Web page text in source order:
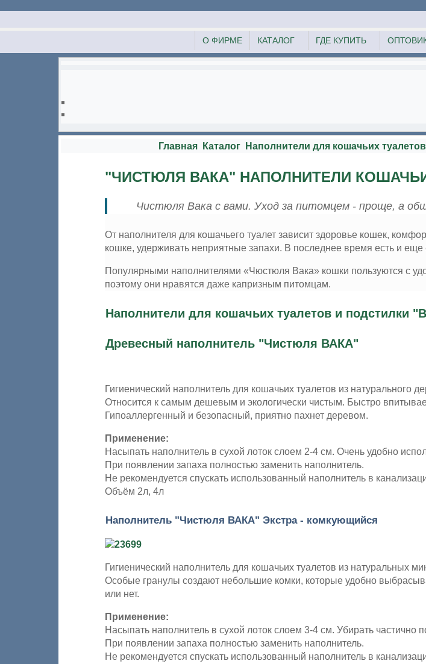
ГДЕ КУПИТЬ
КАТАЛОГ
О ФИРМЕ
Главная Каталог Наполнители для кошачьих туалетов
"ЧИСТЮЛЯ ВАКА" НАПОЛНИТЕЛИ
Чистюля Вака с вами. Уход за питомцем - проще, а
От наполнителя для кошачьего туалет зависит здоровье кошек,
кошке, удерживать неприятные запахи. В последнее время есть и
Популярными наполнителями «Чюстюля Вака» кошки пользуются с
поэтому они нравятся даже капризным питомцам.
Наполнители для кошачьих туалетов и подстилки
Древесный наполнитель "Чистюля ВАКА"
Гигиенический наполнитель для кошачьих туалетов из натурального
Относится к самым дешевым и экологически чистым. Быстро
Гипоаллергенный и безопасный, приятно пахнет деревом.
Применение:
Насыпать наполнитель в сухой лоток слоем 2-4 см. Очень удобно
При появлении запаха полностью заменить наполнитель.
Не рекомендуется спускать использованный наполнитель в
Объём 2л, 4л
Наполнитель "Чистюля ВАКА" Экстра - комкующийся
Гигиенический наполнитель для кошачьих туалетов из натуральных
Особые гранулы создают небольшие комки, которые удобно
или нет.
Применение:
Насыпать наполнитель в сухой лоток слоем 3-4 см. Убирать частично
При появлении запаха полностью заменить наполнитель.
Не рекомендуется спускать использованный наполнитель в